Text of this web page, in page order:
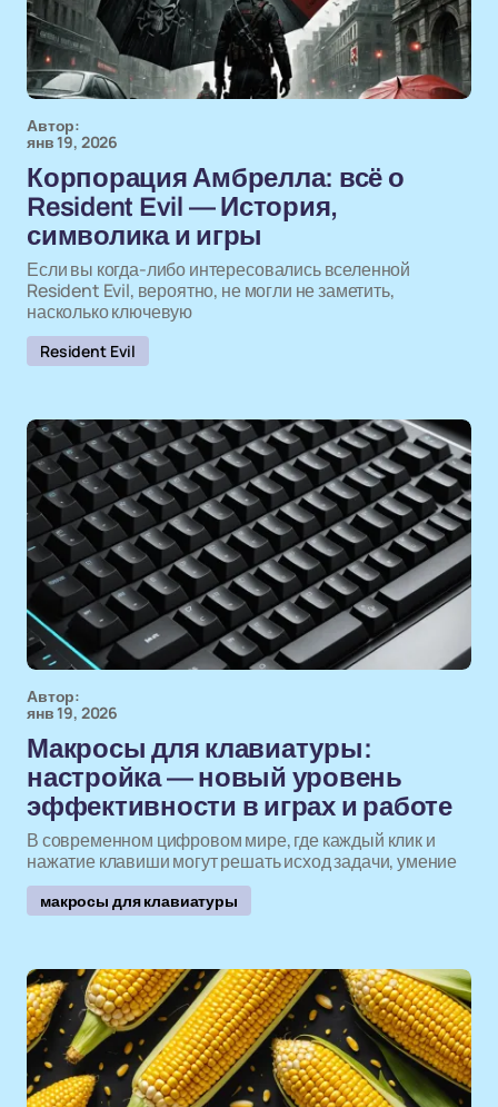
Автор:
янв 19, 2026
Корпорация Амбрелла: всё о
Resident Evil — История,
символика и игры
Если вы когда-либо интересовались вселенной
Resident Evil, вероятно, не могли не заметить,
насколько ключевую
Resident Evil
Автор:
янв 19, 2026
Макросы для клавиатуры:
настройка — новый уровень
эффективности в играх и работе
В современном цифровом мире, где каждый клик и
нажатие клавиши могут решать исход задачи, умение
макросы для клавиатуры